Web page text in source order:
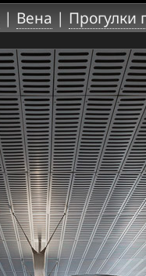
| Вена | Прогулки